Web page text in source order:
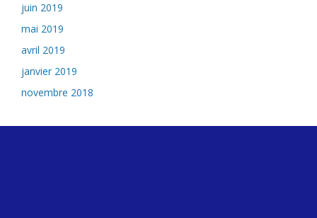
juin 2019
mai 2019
avril 2019
janvier 2019
novembre 2018